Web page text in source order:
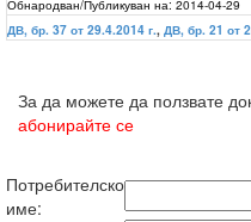
Обнародван/Публикуван на: 2014-04-29
ДВ, бр. 37 от 29.4.2014 г., ДВ, бр. 21 от
За да можете да ползвате
абонирайте се
Потребителско
име: